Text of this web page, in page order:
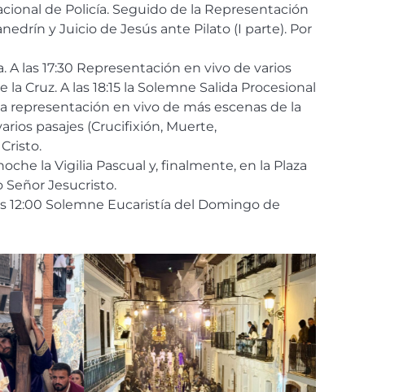
de Policía. Seguido de la Representación
y Juicio de Jesús ante Pilato (I parte). Por
A las 17:30 Representación en vivo de varios
Cruz. A las 18:15 la Solemne Salida Procesional
representación en vivo de más escenas de la
pasajes (Crucifixión, Muerte,
la Vigilia Pascual y, finalmente, en la Plaza
Jesucristo.
12:00 Solemne Eucaristía del Domingo de